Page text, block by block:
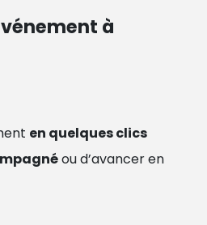
à
en quelques clics
ou d’avancer en